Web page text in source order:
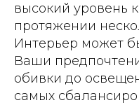
высокий уровень
протяжении
Интерьер может
Ваши
обивки до
самых